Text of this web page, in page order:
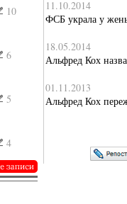
10
6
5
4
11.10.2014
ФСБ украла у
18.05.2014
Альфред Кох
01.11.2013
Альфред Кох